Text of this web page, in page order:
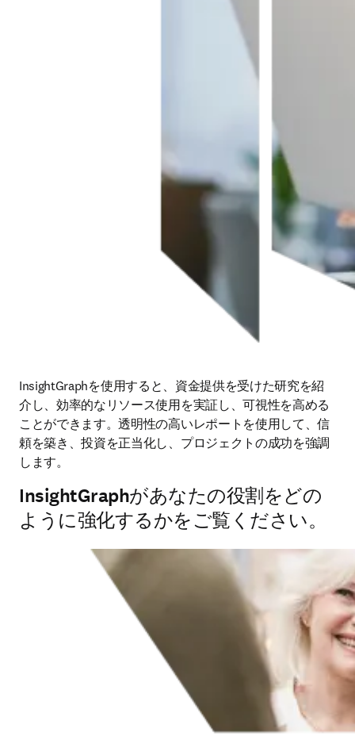
InsightGraphを使用すると、資金提供を受けた研究を紹
介し、効率的なリソース使用を実証し、可視性を高める
ことができます。透明性の高いレポートを使用して、信
頼を築き、投資を正当化し、プロジェクトの成功を強調
します。
InsightGraphがあなたの役割をどの
ように強化するかをご覧ください。